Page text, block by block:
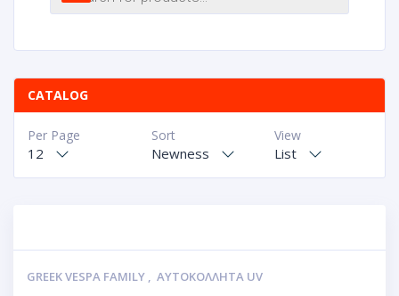
CATALOG
View
List
Sort
Newness
Per Page
12
GREEK VESPA FAMILY ΑΥΤΟΚΌΛΛΗΤΑ UV